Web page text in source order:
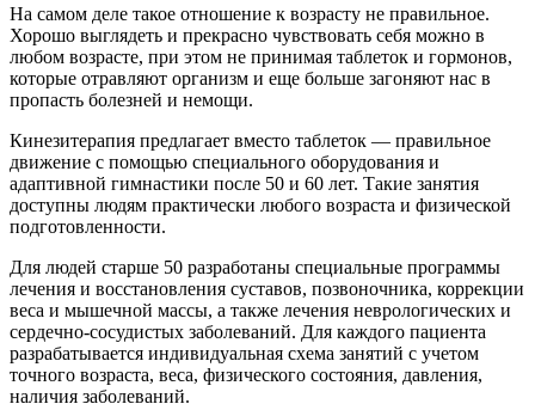
На самом деле такое отношение к возрасту не правильное.
Хорошо выглядеть и прекрасно чувствовать себя можно в
любом возрасте, при этом не принимая таблеток и гормонов,
которые отравляют организм и еще больше загоняют нас в
пропасть болезней и немощи.
Кинезитерапия предлагает вместо таблеток — правильное
движение с помощью специального оборудования и
адаптивной гимнастики после 50 и 60 лет. Такие занятия
доступны людям практически любого возраста и физической
подготовленности.
Для людей старше 50 разработаны специальные программы
лечения и восстановления суставов, позвоночника, коррекции
веса и мышечной массы, а также лечения неврологических и
сердечно-сосудистых заболеваний. Для каждого пациента
разрабатывается индивидуальная схема занятий с учетом
точного возраста, веса, физического состояния, давления,
наличия заболеваний.